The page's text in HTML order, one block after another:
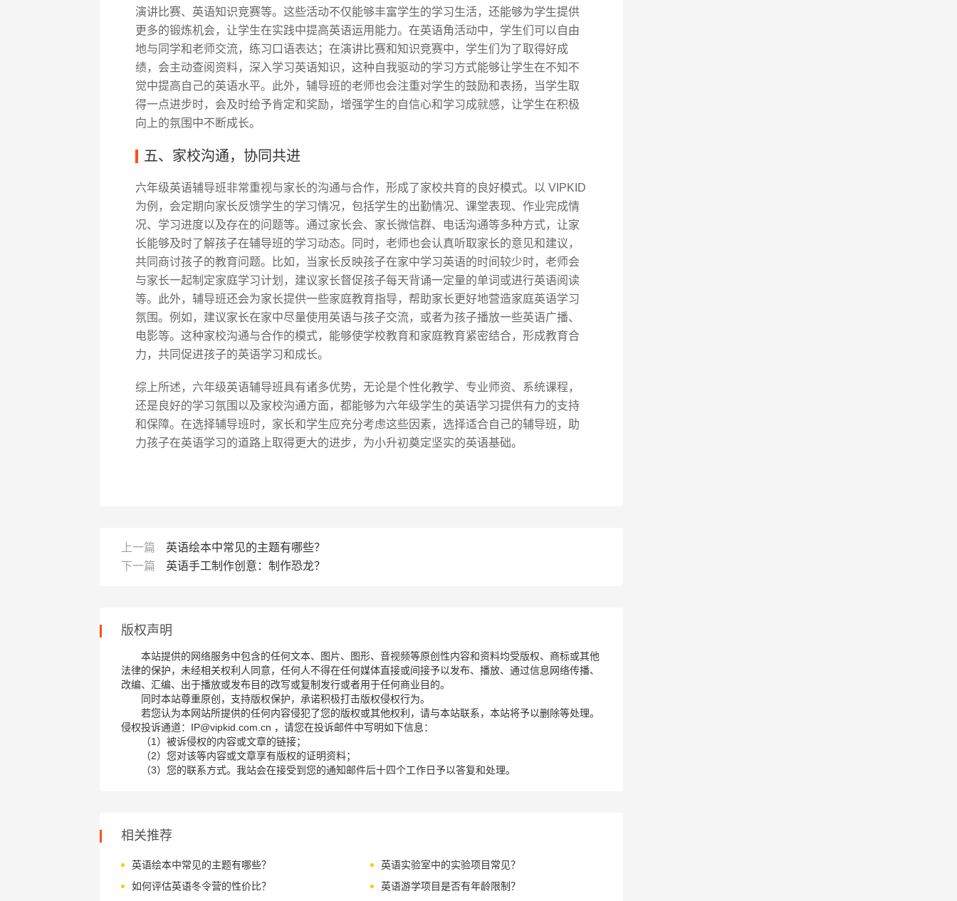
演讲比赛、英语知识竞赛等。这些活动不仅能够丰富学生的学习生活，还能够为学生提供
更多的锻炼机会，让学生在实践中提高英语运用能力。在英语角活动中，学生们可以自由
地与同学和老师交流，练习口语表达；在演讲比赛和知识竞赛中，学生们为了取得好成
绩，会主动查阅资料，深入学习英语知识，这种自我驱动的学习方式能够让学生在不知不
觉中提高自己的英语水平。此外，辅导班的老师也会注重对学生的鼓励和表扬，当学生取
得一点进步时，会及时给予肯定和奖励，增强学生的自信心和学习成就感，让学生在积极
向上的氛围中不断成长。
五、家校沟通，协同共进
六年级英语辅导班非常重视与家长的沟通与合作，形成了家校共育的良好模式。以 VIPKID
为例，会定期向家长反馈学生的学习情况，包括学生的出勤情况、课堂表现、作业完成情
况、学习进度以及存在的问题等。通过家长会、家长微信群、电话沟通等多种方式，让家
长能够及时了解孩子在辅导班的学习动态。同时，老师也会认真听取家长的意见和建议，
共同商讨孩子的教育问题。比如，当家长反映孩子在家中学习英语的时间较少时，老师会
与家长一起制定家庭学习计划，建议家长督促孩子每天背诵一定量的单词或进行英语阅读
等。此外，辅导班还会为家长提供一些家庭教育指导，帮助家长更好地营造家庭英语学习
氛围。例如，建议家长在家中尽量使用英语与孩子交流，或者为孩子播放一些英语广播、
电影等。这种家校沟通与合作的模式，能够使学校教育和家庭教育紧密结合，形成教育合
力，共同促进孩子的英语学习和成长。
综上所述，六年级英语辅导班具有诸多优势，无论是个性化教学、专业师资、系统课程，
还是良好的学习氛围以及家校沟通方面，都能够为六年级学生的英语学习提供有力的支持
和保障。在选择辅导班时，家长和学生应充分考虑这些因素，选择适合自己的辅导班，助
力孩子在英语学习的道路上取得更大的进步，为小升初奠定坚实的英语基础。
上一篇
英语绘本中常见的主题有哪些？
下一篇
英语手工制作创意：制作恐龙？
版权声明
本站提供的网络服务中包含的任何文本、图片、图形、音视频等原创性内容和资料均受版权、商标或其他
法律的保护，未经相关权利人同意，任何人不得在任何媒体直接或间接予以发布、播放、通过信息网络传播、
改编、汇编、出于播放或发布目的改写或复制发行或者用于任何商业目的。
同时本站尊重原创，支持版权保护，承诺积极打击版权侵权行为。
若您认为本网站所提供的任何内容侵犯了您的版权或其他权利，请与本站联系，本站将予以删除等处理。
侵权投诉通道：IP@vipkid.com.cn ，请您在投诉邮件中写明如下信息：
（1）被诉侵权的内容或文章的链接；
（2）您对该等内容或文章享有版权的证明资料；
（3）您的联系方式。我站会在接受到您的通知邮件后十四个工作日予以答复和处理。
相关推荐
英语绘本中常见的主题有哪些？
英语实验室中的实验项目常见？
如何评估英语冬令营的性价比？
英语游学项目是否有年龄限制？